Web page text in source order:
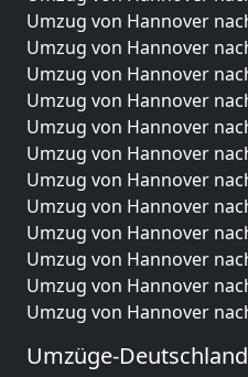
Umzug von Hannover
Umzug von Hannover
Umzug von Hannover
Umzug von Hannover
Umzug von Hannover
Umzug von Hannover
Umzug von Hannover
Umzug von Hannover
Umzug von Hannover
Umzug von Hannover
Umzug von Hannover
Umzug von Hannover
Umzüge-